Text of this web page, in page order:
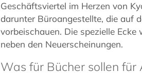
Geschäftsviertel im Herzen von
darunter Büroangestellte, die auf
vorbeischauen. Die spezielle
neben den Neuerscheinungen.
Was für Bücher sollen für